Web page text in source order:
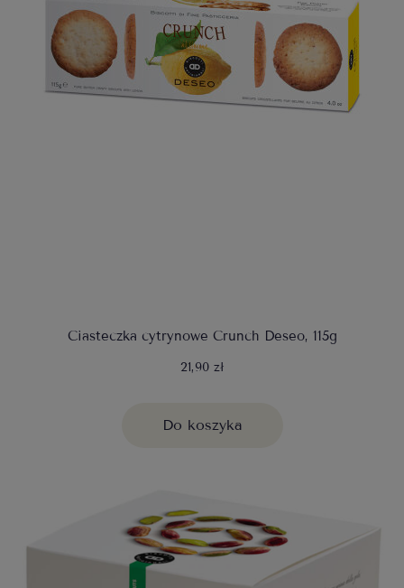
Ciasteczka cytrynowe Crunch Deseo, 115g
21,90 zł
Do koszyka